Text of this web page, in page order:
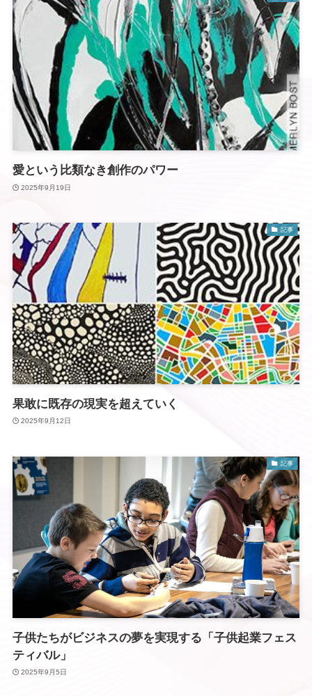
愛という比類なき創作のパワー
2025年9月19日
記事
果敢に既存の現実を超えていく
2025年9月12日
記事
子供たちがビジネスの夢を実現する「子供起業フェス
ティバル」
2025年9月5日